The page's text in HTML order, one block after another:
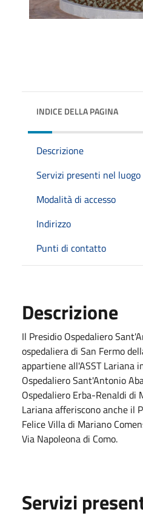
INDICE DELLA PAGINA
Descrizione
Servizi presenti nel luogo
Modalità di accesso
Indirizzo
Punti di contatto
Descrizione
Il Presidio Ospedaliero
ospedaliera di San Fermo
appartiene all'ASST Lariana
Ospedaliero Sant'Antonio
Ospedaliero Erba-Renaldi di
Lariana afferiscono anche il
Felice Villa di Mariano
Via Napoleona di Como.
Servizi